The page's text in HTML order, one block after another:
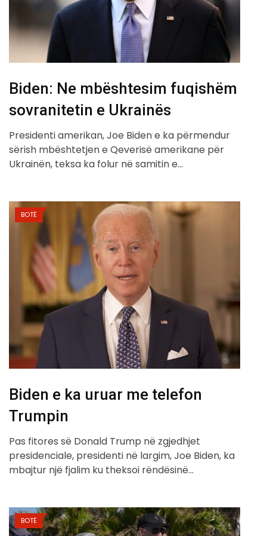
Biden: Ne mbështesim fuqishëm
sovranitetin e Ukrainës
Presidenti amerikan, Joe Biden e ka përmendur
sërish mbështetjen e Qeverisë amerikane për
Ukrainën, teksa ka folur në samitin e…
BOTË
Biden e ka uruar me telefon
Trumpin
Pas fitores së Donald Trump në zgjedhjet
presidenciale, presidenti në largim, Joe Biden, ka
mbajtur një fjalim ku theksoi rëndësinë…
BOTË